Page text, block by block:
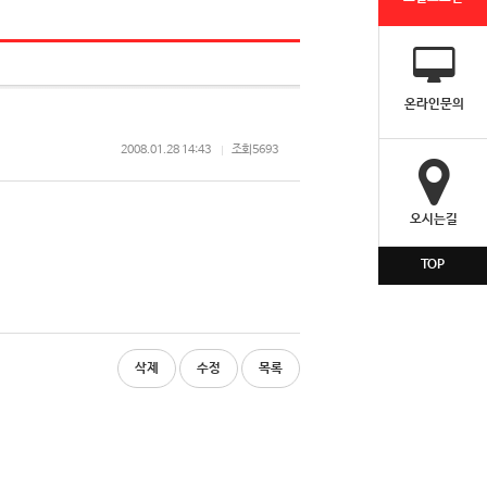
온라인문의
오시는길
TOP
조회5693
2008.01.28 14:43
삭제 수정 목록